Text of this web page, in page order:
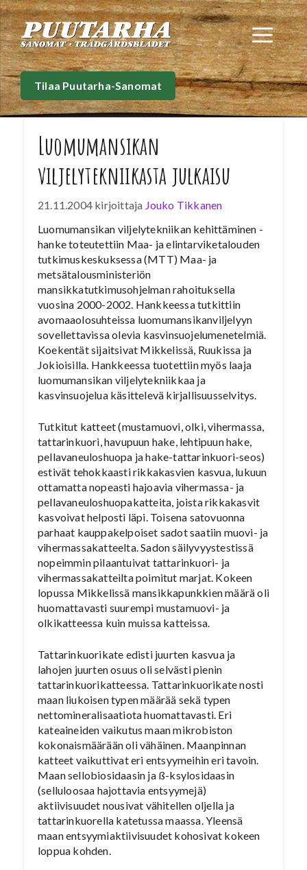
Siirry
sisältöön
Tilaa Puutarha-Sanomat
Luomumansikan
viljelytekniikasta julkaisu
21.11.2004 kirjoittaja Jouko Tikkanen
Luomumansikan viljelytekniikan kehittäminen -
hanke toteutettiin Maa- ja elintarviketalouden
tutkimuskeskuksessa (MTT) Maa- ja
metsätalousministeriön
mansikkatutkimusohjelman rahoituksella
vuosina 2000-2002. Hankkeessa tutkittiin
avomaaolosuhteissa luomumansikanviljelyyn
sovellettavissa olevia kasvinsuojelumenetelmiä.
Koekentät sijaitsivat Mikkelissä, Ruukissa ja
Jokioisilla. Hankkeessa tuotettiin myös laaja
luomumansikan viljelytekniikkaa ja
kasvinsuojelua käsittelevä kirjallisuusselvitys.
Tutkitut katteet (mustamuovi, olki, vihermassa,
tattarinkuori, havupuun hake, lehtipuun hake,
pellavaneuloshuopa ja hake-tattarinkuori-seos)
estivät tehokkaasti rikkakasvien kasvua, lukuun
ottamatta nopeasti hajoavia vihermassa- ja
pellavaneuloshuopakatteita, joista rikkakasvit
kasvoivat helposti läpi. Toisena satovuonna
parhaat kauppakelpoiset sadot saatiin muovi- ja
vihermassakatteelta. Sadon säilyvyystestissä
nopeimmin pilaantuivat tattarinkuori- ja
vihermassakatteilta poimitut marjat. Kokeen
lopussa Mikkelissä mansikkapunkkien määrä oli
huomattavasti suurempi mustamuovi- ja
olkikatteessa kuin muissa katteissa.
Tattarinkuorikate edisti juurten kasvua ja
lahojen juurten osuus oli selvästi pienin
tattarinkuorikatteessa. Tattarinkuorikate nosti
maan liukoisen typen määrää sekä typen
nettomineralisaatiota huomattavasti. Eri
kateaineiden vaikutus maan mikrobiston
kokonaismäärään oli vähäinen. Maanpinnan
katteet vaikuttivat eri entsyymeihin eri tavoin.
Maan sellobiosidaasin ja ß-ksylosidaasin
(selluloosaa hajottavia entsyymejä)
aktiivisuudet nousivat vähitellen oljella ja
tattarinkuorella katetussa maassa. Yleensä
maan entsyymiaktiivisuudet kohosivat kokeen
loppua kohden.